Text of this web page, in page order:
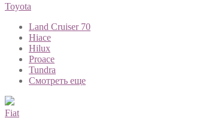
Toyota
Land Cruiser 70
Hiace
Hilux
Proace
Tundra
Смотреть еще
Fiat